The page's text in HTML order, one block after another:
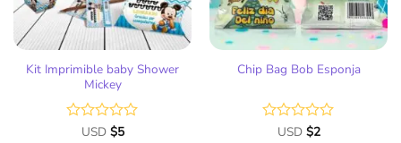
Kit Imprimible baby Shower
Mickey
Valorado
USD $5
Chip Bag Bob Esponja
Valorado
USD $2